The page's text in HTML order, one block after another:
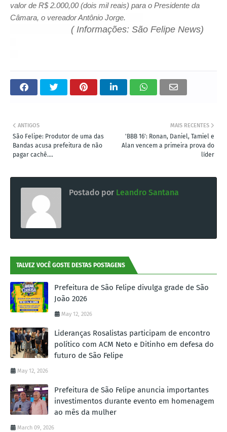
valor de R$ 2.000,00 (dois mil reais) para o Presidente da
Câmara, o vereador Antônio Jorge.
( Informações: São Felipe News)
MAIS RECENTES
'BBB 16': Ronan, Daniel, Tamiel e
Alan vencem a primeira prova do
líder
ANTIGOS
São Felipe: Produtor de uma das
Bandas acusa prefeitura de não
pagar cachê....
Postado por Leandro Santana
TALVEZ VOCÊ GOSTE DESTAS POSTAGENS
Prefeitura de São Felipe divulga grade de São
João 2026
May 12, 2026
Lideranças Rosalistas participam de encontro
político com ACM Neto e Ditinho em defesa do
futuro de São Felipe
May 12, 2026
Prefeitura de São Felipe anuncia importantes
investimentos durante evento em homenagem
ao mês da mulher
March 09, 2026